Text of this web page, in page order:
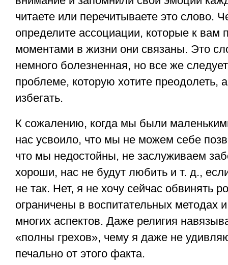
читаете или перечитываете это слово.
определите ассоциации, которые к вам
моментами в жизни они связаны. Это
немного болезненная, но все же
проблеме, которую хотите преодолеть,
избегать.
К сожалению, когда мы были
нас усвоило, что мы не можем себе
что мы недостойны, не заслуживаем
хороши, нас не будут любить и т. д.,
не так. Нет, я не хочу сейчас обвинять
ограничены в воспитательных методах
многих аспектов. Даже религия
«полны грехов», чему я даже не
печально от этого факта.